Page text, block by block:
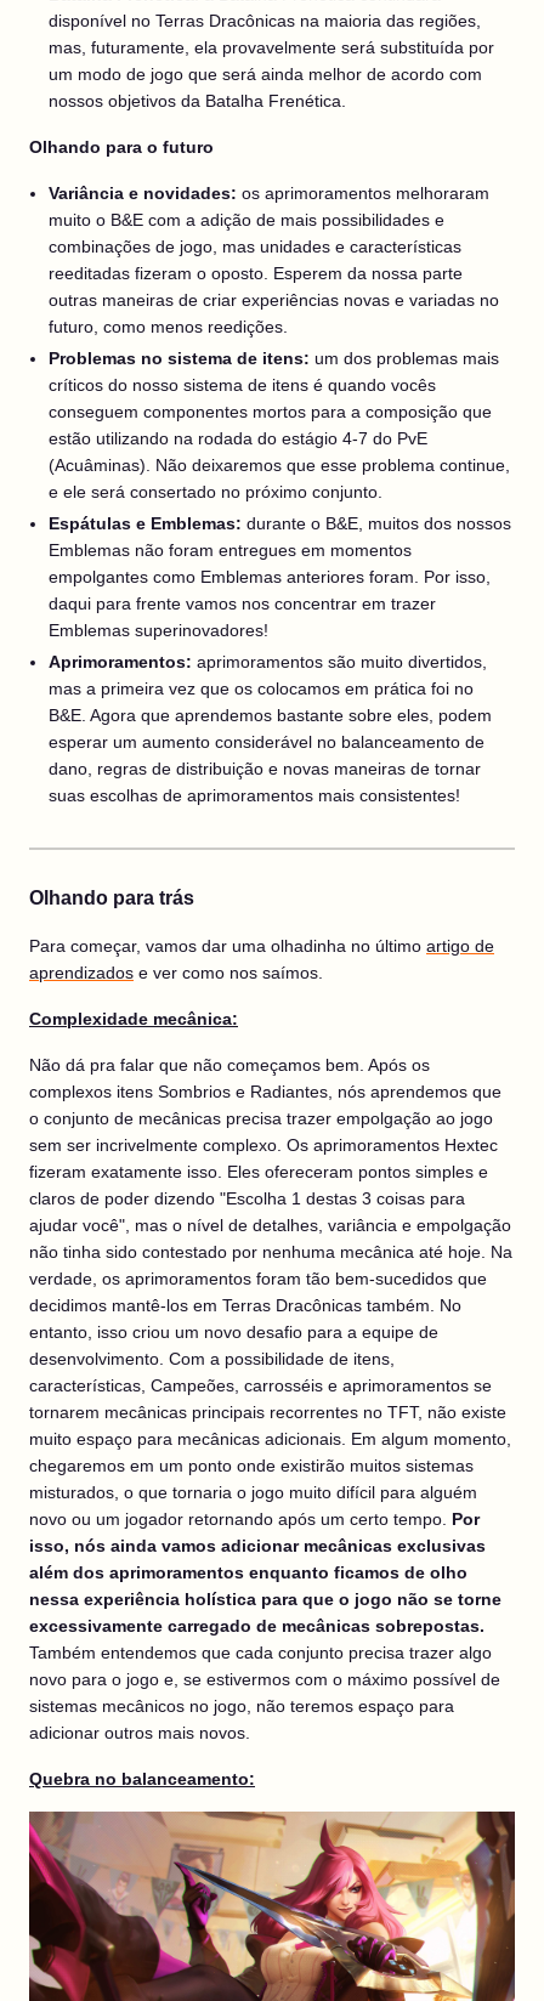
disponível no Terras Dracônicas na maioria das regiões,
mas, futuramente, ela provavelmente será substituída por
um modo de jogo que será ainda melhor de acordo com
nossos objetivos da Batalha Frenética.
Olhando para o futuro
Variância e novidades: os aprimoramentos melhoraram
muito o B&E com a adição de mais possibilidades e
combinações de jogo, mas unidades e características
reeditadas fizeram o oposto. Esperem da nossa parte
outras maneiras de criar experiências novas e variadas no
futuro, como menos reedições.
Problemas no sistema de itens: um dos problemas mais
críticos do nosso sistema de itens é quando vocês
conseguem componentes mortos para a composição que
estão utilizando na rodada do estágio 4-7 do PvE
(Acuâminas). Não deixaremos que esse problema continue,
e ele será consertado no próximo conjunto.
Espátulas e Emblemas: durante o B&E, muitos dos nossos
Emblemas não foram entregues em momentos
empolgantes como Emblemas anteriores foram. Por isso,
daqui para frente vamos nos concentrar em trazer
Emblemas superinovadores!
Aprimoramentos: aprimoramentos são muito divertidos,
mas a primeira vez que os colocamos em prática foi no
B&E. Agora que aprendemos bastante sobre eles, podem
esperar um aumento considerável no balanceamento de
dano, regras de distribuição e novas maneiras de tornar
suas escolhas de aprimoramentos mais consistentes!
Olhando para trás
Para começar, vamos dar uma olhadinha no último artigo de
aprendizados e ver como nos saímos.
Complexidade mecânica:
Não dá pra falar que não começamos bem. Após os
complexos itens Sombrios e Radiantes, nós aprendemos que
o conjunto de mecânicas precisa trazer empolgação ao jogo
sem ser incrivelmente complexo. Os aprimoramentos Hextec
fizeram exatamente isso. Eles ofereceram pontos simples e
claros de poder dizendo "Escolha 1 destas 3 coisas para
ajudar você", mas o nível de detalhes, variância e empolgação
não tinha sido contestado por nenhuma mecânica até hoje. Na
verdade, os aprimoramentos foram tão bem-sucedidos que
decidimos mantê-los em Terras Dracônicas também. No
entanto, isso criou um novo desafio para a equipe de
desenvolvimento. Com a possibilidade de itens,
características, Campeões, carrosséis e aprimoramentos se
tornarem mecânicas principais recorrentes no TFT, não existe
muito espaço para mecânicas adicionais. Em algum momento,
chegaremos em um ponto onde existirão muitos sistemas
misturados, o que tornaria o jogo muito difícil para alguém
novo ou um jogador retornando após um certo tempo. Por
isso, nós ainda vamos adicionar mecânicas exclusivas
além dos aprimoramentos enquanto ficamos de olho
nessa experiência holística para que o jogo não se torne
excessivamente carregado de mecânicas sobrepostas.
Também entendemos que cada conjunto precisa trazer algo
novo para o jogo e, se estivermos com o máximo possível de
sistemas mecânicos no jogo, não teremos espaço para
adicionar outros mais novos.
Quebra no balanceamento: